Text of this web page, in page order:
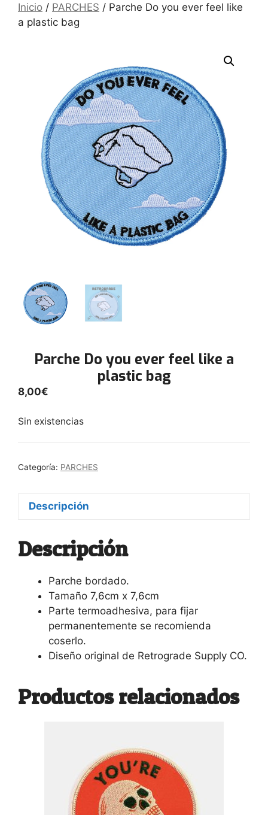
Inicio / PARCHES / Parche Do you ever feel like
a plastic bag
Parche Do you ever feel like a
plastic bag
8,00€
Sin existencias
Categoría: PARCHES
Descripción
Descripción
Parche bordado.
Tamaño 7,6cm x 7,6cm
Parte termoadhesiva, para fijar
permanentemente se recomienda
coserlo.
Diseño original de Retrograde Supply CO.
Productos relacionados